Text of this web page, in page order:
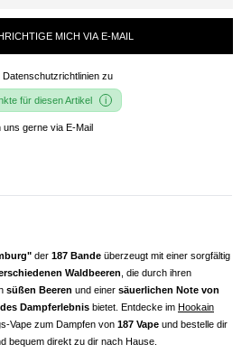
MICH VIA E-MAIL
Datenschutzrichtlinien zu
für diesen Artikel
uns gerne via E-Mail
der 187 Bande überzeugt mit einer sorgfältig
Waldbeeren , die durch ihren
süßen Beeren und einer säuerlichen Note von
Dampferlebnis bietet. Entdecke im Hookain
Vape zum Dampfen von 187 Vape und bestelle dir
bequem direkt zu dir nach Hause.